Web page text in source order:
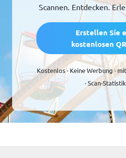
Scannen. Entdecken.
Erstellen Sie
kostenlosen
Kostenlos · Keine Werbung ·
· Scan-